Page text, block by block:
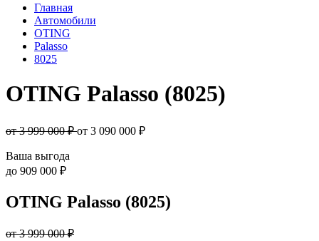
Главная
Автомобили
OTING
Palasso
8025
OTING Palasso (8025)
от 3 999 000 ₽от 3 090 000 ₽
Ваша выгода
до 909 000 ₽
OTING Palasso (8025)
от 3 999 000 ₽